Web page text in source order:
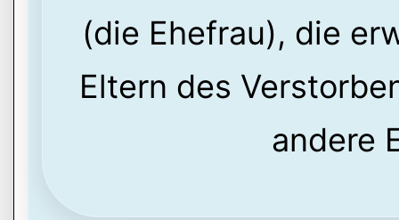
(die Ehefrau), die
Eltern des
andere